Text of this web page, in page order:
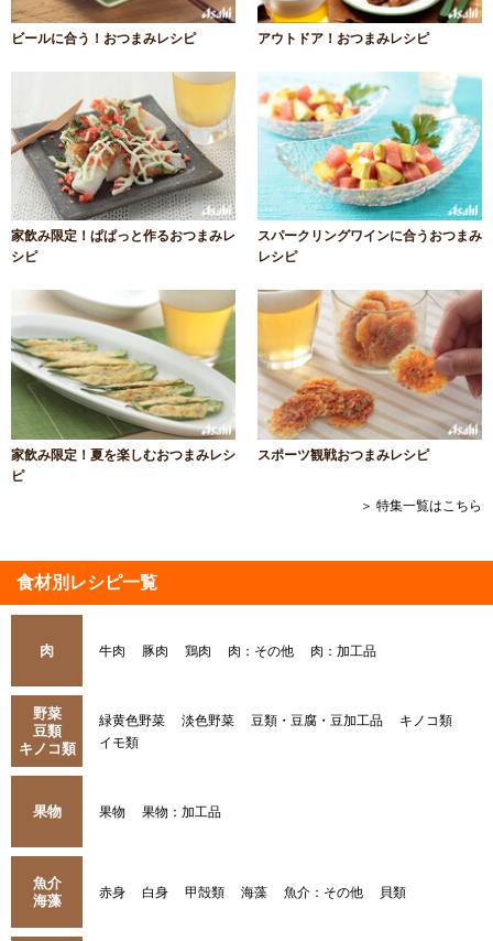
ビールに合う！おつまみレシピ アウトドア！おつまみレシピ
家飲み限定！ぱぱっと作るおつまみレ
シピ
スパークリングワインに合うおつまみ
レシピ
家飲み限定！夏を楽しむおつまみレシ
ピ
スポーツ観戦おつまみレシピ
＞ 特集一覧はこちら
食材別レシピ一覧
肉 牛肉 豚肉 鶏肉 肉：その他 肉：加工品
野菜
豆類
キノコ類
緑黄色野菜 淡色野菜 豆類・豆腐・豆加工品
キノコ類
イモ類
果物 果物 果物：加工品
魚介
海藻
赤身 白身 甲殻類 海藻 魚介：その他 貝類